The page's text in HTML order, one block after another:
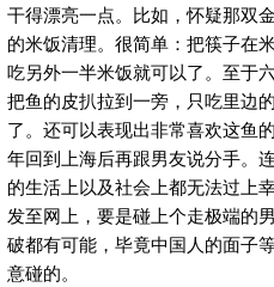
干得漂亮一点。比如，怀疑那双
的米饭清理。很简单：把筷子在
吃另外一半米饭就可以了。至于
把鱼的皮扒拉到一旁，只吃里边
了。还可以表现出非常喜欢这鱼
年回到上海后再跟男友说分手。
的生活上以及社会上都无法过上
发至网上，要是碰上个走极端的
破都有可能，毕竟中国人的面子
意碰的。